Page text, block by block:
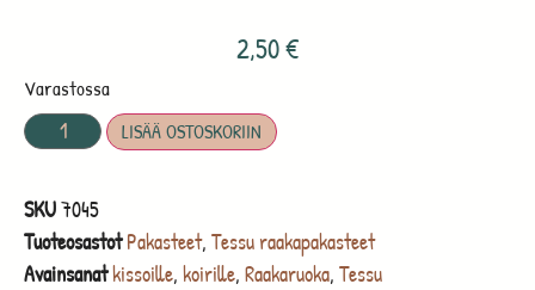
2,50€
Varastossa
LISÄÄ OSTOSKORIIN
SKU7045
Tuoteosastot Pakasteet, Tessu raakapakasteet
Avainsanatkissoille, koirille, Raakaruoka, Tessu